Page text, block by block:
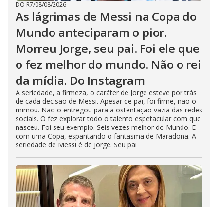
DO R7/08/08/2026
As lágrimas de Messi na Copa do
Mundo anteciparam o pior.
Morreu Jorge, seu pai. Foi ele que
o fez melhor do mundo. Não o rei
da mídia. Do Instagram
A seriedade, a firmeza, o caráter de Jorge esteve por trás
de cada decisão de Messi. Apesar de pai, foi firme, não o
mimou. Não o entregou para a ostentação vazia das redes
sociais. O fez explorar todo o talento espetacular com que
nasceu. Foi seu exemplo. Seis vezes melhor do Mundo. E
com uma Copa, espantando o fantasma de Maradona. A
seriedade de Messi é de Jorge. Seu pai